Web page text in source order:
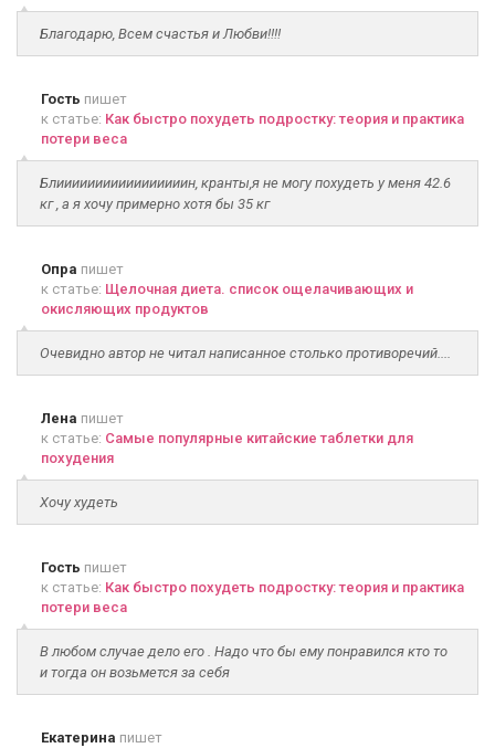
Благодарю, Всем счастья и Любви!!!!
Гость пишет
к статье: Как быстро похудеть подростку: теория и практика
потери веса
Блииииииииииииииииин, кранты,я не могу похудеть у меня 42.6
кг , а я хочу примерно хотя бы 35 кг
Опра пишет
к статье: Щелочная диета. список ощелачивающих и
окисляющих продуктов
Очевидно автор не читал написанное столько противоречий....
Лена пишет
к статье: Самые популярные китайские таблетки для
похудения
Хочу худеть
Гость пишет
к статье: Как быстро похудеть подростку: теория и практика
потери веса
В любом случае дело его . Надо что бы ему понравился кто то
и тогда он возьмется за себя
Екатерина пишет